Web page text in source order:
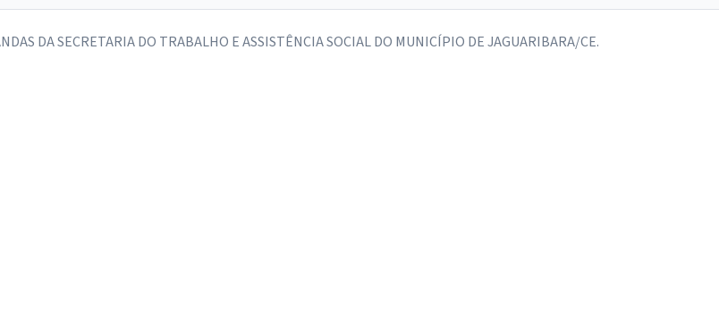
DA SECRETARIA DO TRABALHO E ASSISTÊNCIA SOCIAL DO MUNICÍPIO DE JAGUARIBARA/CE.